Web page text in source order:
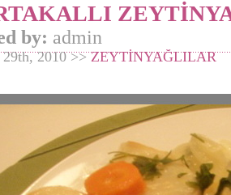
by: admin
29th, 2010 >>ZEYTİNYAĞLILAR